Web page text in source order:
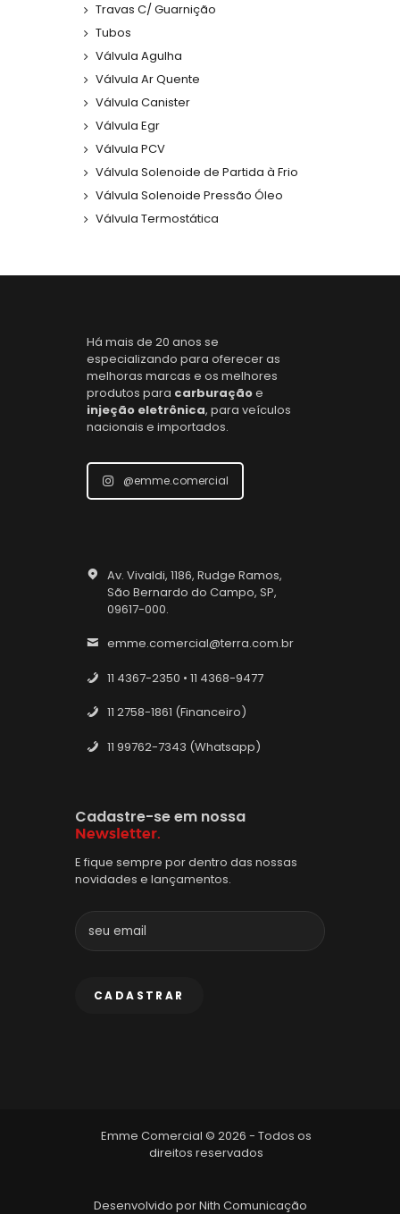
Travas C/ Guarnição
Tubos
Válvula Agulha
Válvula Ar Quente
Válvula Canister
Válvula Egr
Válvula PCV
Válvula Solenoide de Partida à Frio
Válvula Solenoide Pressão Óleo
Válvula Termostática
Há mais de 20 anos se
especializando para oferecer as
melhoras marcas e os melhores
produtos para carburaçãoe
injeção eletrônica, para veículos
nacionais e importados.
@emme.comercial
Av. Vivaldi, 1186, Rudge Ramos,
São Bernardo do Campo, SP,
09617-000.
emme.comercial@terra.com.br
11 4367-2350 • 11 4368-9477
11 2758-1861 (Financeiro)
11 99762-7343 (Whatsapp)
Cadastre-se em nossa
Newsletter.
E fique sempre por dentro das nossas
novidades e lançamentos.
Emme Comercial © 2026 - Todos os
direitos reservados
Desenvolvido porNith Comunicação